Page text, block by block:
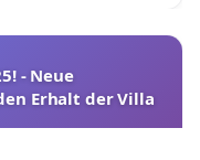
- Neue
Erhalt der Villa